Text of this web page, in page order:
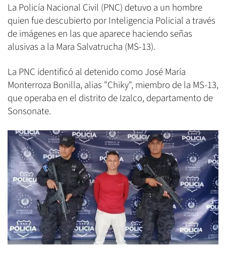
La Policía Nacional Civil (PNC) detuvo a un hombre
quien fue descubierto por Inteligencia Policial a través
de imágenes en las que aparece haciendo señas
alusivas a la Mara Salvatrucha (MS-13).
La PNC identificó al detenido como José María
Monterroza Bonilla, alias "Chiky", miembro de la MS-13,
que operaba en el distrito de Izalco, departamento de
Sonsonate.